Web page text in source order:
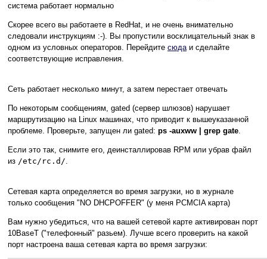
система работает нормально
Скорее всего вы работаете в RedHat, и не очень внимательно
следовали инструкциям :-). Вы пропустили восклицательный знак в
одном из условных операторов. Перейдите сюда и сделайте
соответствующие исправления.
Сеть работает несколько минут, а затем перестает отвечать
По некоторым сообщениям, gated (сервер шлюзов) нарушает
маршрутизацию на Linux машинах, что приводит к вышеуказанной
проблеме. Проверьте, запущен ли gated: ps -auxww | grep gate
Если это так, снимите его, деинсталлировав RPM или убрав файл
из /etc/rc.d/
Сетевая карта определяется во время загрузки, но в журнале
только сообщения "NO DHCPOFFER" (у меня PCMCIA карта)
Вам нужно убедиться, что на вашей сетевой карте активирован порт
10BaseT ("телефонный" разьем). Лучше всего проверить на какой
порт настроена ваша сетевая карта во время загрузки: